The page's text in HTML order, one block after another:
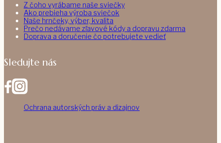
Z čoho vyrábame naše sviečky
Ako prebieha výroba sviečok
Naše hrnčeky, výber, kvalita
Prečo nedávame zľavové kódy a dopravu zdarma
Doprava a doručenie čo potrebujete vedieť
Sledujte nás
Ochrana autorských práv a dizajnov